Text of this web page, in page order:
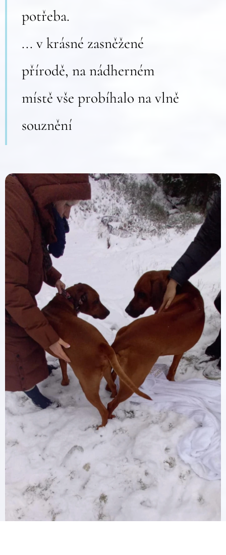
potřeba.
... v krásné zasněžené
přírodě, na nádherném
místě vše probíhalo na vlně
souznění